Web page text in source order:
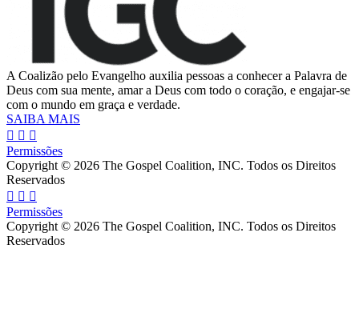
A Coalizão pelo Evangelho auxilia pessoas a conhecer a Palavra de
Deus com sua mente, amar a Deus com todo o coração, e engajar-se
com o mundo em graça e verdade.
SAIBA MAIS
Permissões
Copyright © 2026 The Gospel Coalition, INC. Todos os Direitos
Reservados
Permissões
Copyright © 2026 The Gospel Coalition, INC. Todos os Direitos
Reservados